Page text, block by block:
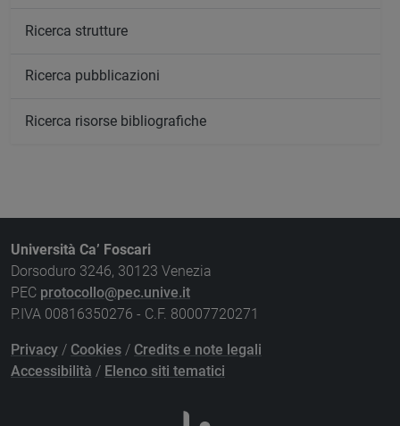
Ricerca strutture
Ricerca pubblicazioni
Ricerca risorse bibliografiche
Università Ca’ Foscari
Dorsoduro 3246, 30123 Venezia
PEC protocollo@pec.unive.it
P.IVA 00816350276 - C.F. 80007720271
Privacy / Cookies / Credits e note legali
Accessibilità / Elenco siti tematici